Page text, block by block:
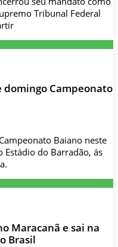
Tribunal Federal
domingo Campeonato
Baiano neste
Estádio do Barradão, ás
Maracanã e sai na
Brasil